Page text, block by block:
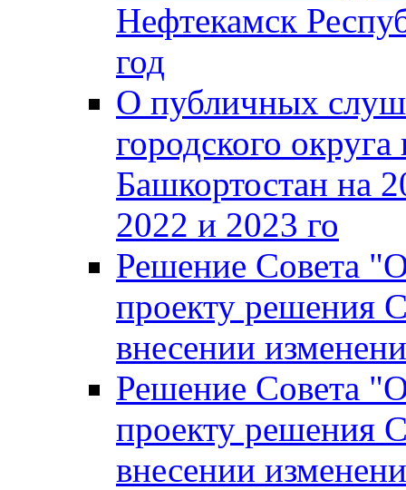
Нефтекамск
год
О публичных
городского
Башкортостан на
2022 и 2023 го
Решение Совета
проекту решения
внесении
Решение Совета
проекту решения
внесении